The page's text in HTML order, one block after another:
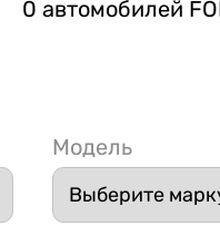
0 автомобилей
Модель